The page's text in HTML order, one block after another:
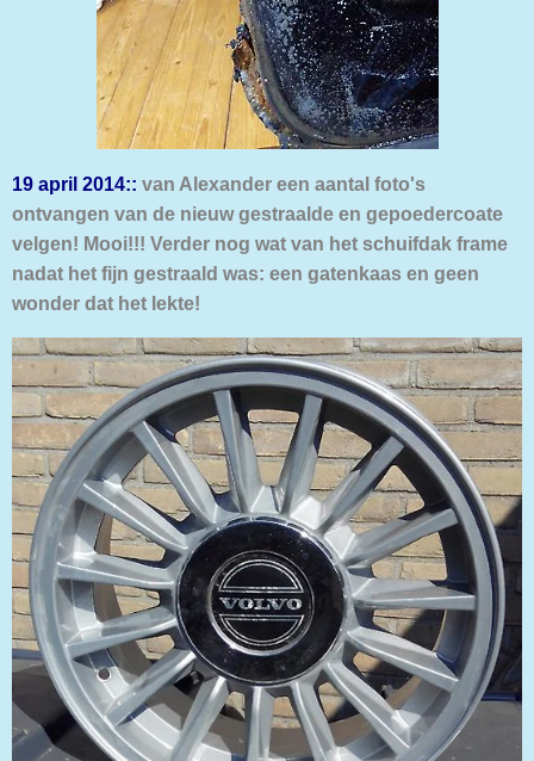
19 april 2014:: van Alexander een aantal foto's
ontvangen van de nieuw gestraalde en gepoedercoate
velgen! Mooi!!! Verder nog wat van het schuifdak frame
nadat het fijn gestraald was: een gatenkaas en geen
wonder dat het lekte!